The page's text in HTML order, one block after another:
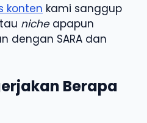
konten kami sanggup
nicheapapun
dengan SARA dan
Berapa